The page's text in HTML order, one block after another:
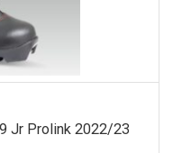
Jr Prolink 2022/23